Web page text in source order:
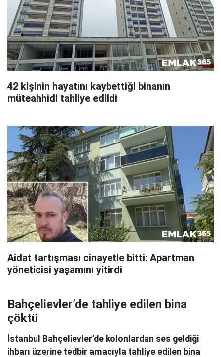
42 kişinin hayatını kaybettiği binanın
müteahhidi tahliye edildi
Aidat tartışması cinayetle bitti: Apartman
yöneticisi yaşamını yitirdi
Bahçelievler’de tahliye edilen bina
çöktü
İstanbul Bahçelievler’de kolonlardan ses geldiği
ihbarı üzerine tedbir amacıyla tahliye edilen bina